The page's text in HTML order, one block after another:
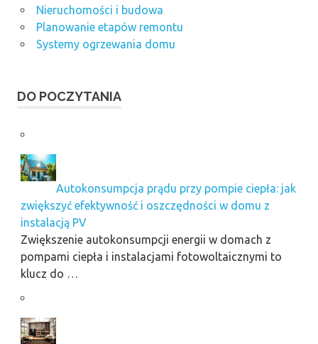
Nieruchomości i budowa
Planowanie etapów remontu
Systemy ogrzewania domu
DO POCZYTANIA
Autokonsumpcja prądu przy pompie ciepła: jak
zwiększyć efektywność i oszczędności w domu z
instalacją PV
Zwiększenie autokonsumpcji energii w domach z
pompami ciepła i instalacjami fotowoltaicznymi to
klucz do …